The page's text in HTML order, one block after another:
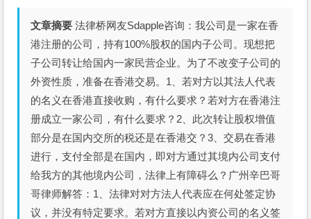
文章摘要 法律桥网友Sdapple咨询：我公司是一家在香
港注册的公司，持有100%股权的国内子公司。现想把
子公司转让给国内一家民营企业。为了不改变子公司的
外资性质，准备在香港交易。1、若对方以其法人代表
的名义在香港直接收购，有什么要求？若对方在香港注
册成立一家公司，有什么要求？2、此次转让股权增值
部分是在国内交所的税还是在香港交？3、交易在香港
进行，支付全部是在国内，即对方通过其境内公司支付
给我方的其他境内公司，法律上有障碍么？广州辛巴哥
哥律师解答：1、法律对对方法人代表应在何处签定协
议，并没有特定要求。若对方直接以内资公司的名义签